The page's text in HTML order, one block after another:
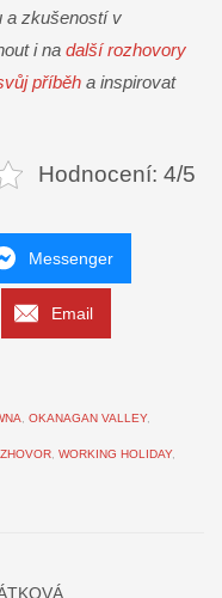
a zkušeností v
i na další rozhovory
příběh a inspirovat
Hodnocení: 4/5
Messenger
Email
OKANAGAN VALLEY,
WORKING HOLIDAY,